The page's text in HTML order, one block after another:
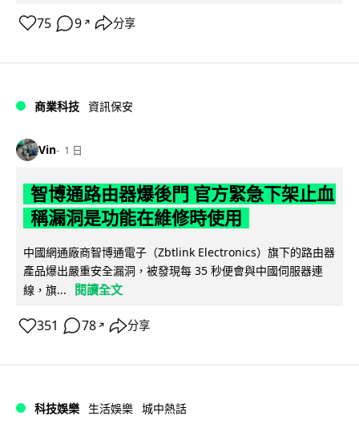
75 9 ↗ 分享
商業科技 資訊保安
Vin 1 日
智博通路由器爆後門 官方緊急下架止血
稱漏洞是功能在維修時使用
中國網通廠商智博通電子（Zbtlink Electronics）旗下的路由器
產品爆出嚴重安全漏洞，被發現每 35 秒便會與中國伺服器連
線，旗...
閱讀全文
351 78 ↗ 分享
科技娛樂 生活娛樂 城中熱話